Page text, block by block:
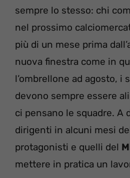
sempre lo stesso: chi
nel prossimo
più di un mese prima
nuova finestra come in
l’ombrellone ad agosto, i
devono sempre essere
ci pensano le squadre. A
dirigenti in alcuni mesi
protagonisti e quelli del
mettere in pratica un